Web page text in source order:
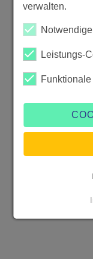
verwalten.
Leistungs-